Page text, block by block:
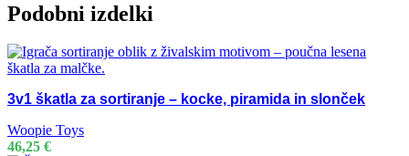
Podobni izdelki
3v1 škatla za sortiranje – kocke, piramida in slonček
Woopie Toys
46,25 €